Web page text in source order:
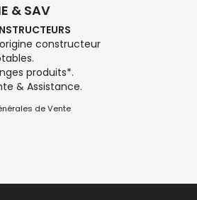
& SAV
constructeur
produits*.
& Assistance.
de Vente